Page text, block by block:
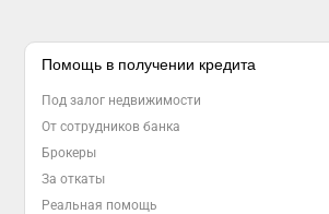
Помощь в получении кредита
Под залог недвижимости
От сотрудников банка
Брокеры
За откаты
Реальная помощь